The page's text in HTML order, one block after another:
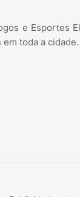
e Esportes
toda a cidade.